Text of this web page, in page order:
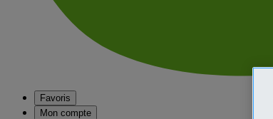
Favoris
Mon compte